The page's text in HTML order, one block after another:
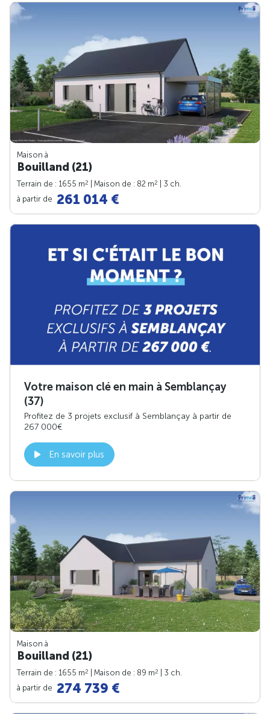
Maison à
Bouilland (21)
Terrain de : 1655 m2 | Maison de : 82 m2
| 3 ch.
à partir de 261 014 €
Votre maison clé en main à Semblançay
(37)
Profitez de 3 projets exclusif à Semblançay à partir de
267 000€
En savoir plus
Maison à
Bouilland (21)
Terrain de : 1655 m2 | Maison de : 89 m2
| 3 ch.
à partir de 274 739 €